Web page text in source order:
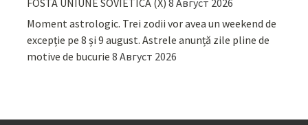
FOSTA UNIUNE SOVIETICĂ (X) 8 Август 2026
Moment astrologic. Trei zodii vor avea un weekend de
excepție pe 8 și 9 august. Astrele anunță zile pline de
motive de bucurie 8 Август 2026